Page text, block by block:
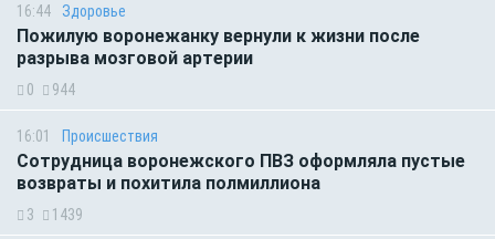
16:44 Здоровье
Пожилую воронежанку вернули к жизни после
разрыва мозговой артерии
0 944
16:01 Происшествия
Сотрудница воронежского ПВЗ оформляла пустые
возвраты и похитила полмиллиона
3 1439